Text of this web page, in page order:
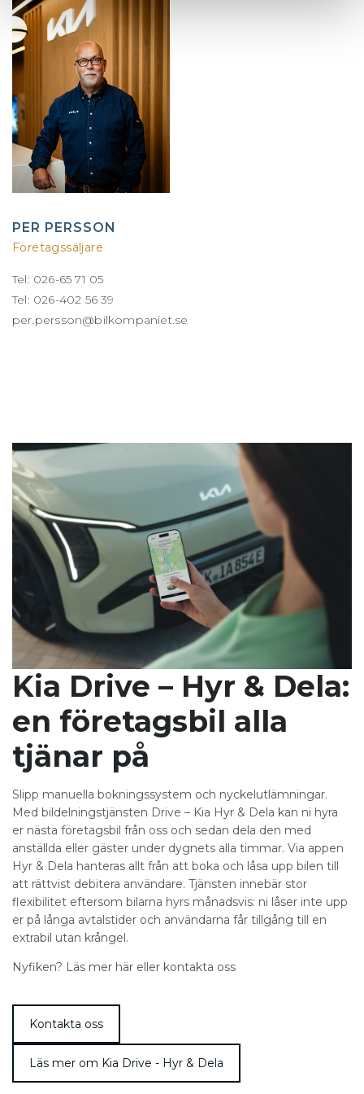
PER PERSSON
Företagssäljare
Tel: 026-65 71 05
Tel: 026-402 56 39
per.persson@bilkompaniet.se
Kia Drive – Hyr & Dela:
en företagsbil alla
tjänar på
Slipp manuella bokningssystem och nyckelutlämningar.
Med bildelningstjänsten Drive – Kia Hyr & Dela kan ni hyra
er nästa företagsbil från oss och sedan dela den med
anställda eller gäster under dygnets alla timmar. Via appen
Hyr & Dela hanteras allt från att boka och låsa upp bilen till
att rättvist debitera användare. Tjänsten innebär stor
flexibilitet eftersom bilarna hyrs månadsvis: ni låser inte upp
er på långa avtalstider och användarna får tillgång till en
extrabil utan krångel.
Nyfiken? Läs mer här eller kontakta oss
Kontakta oss
Läs mer om Kia Drive - Hyr & Dela